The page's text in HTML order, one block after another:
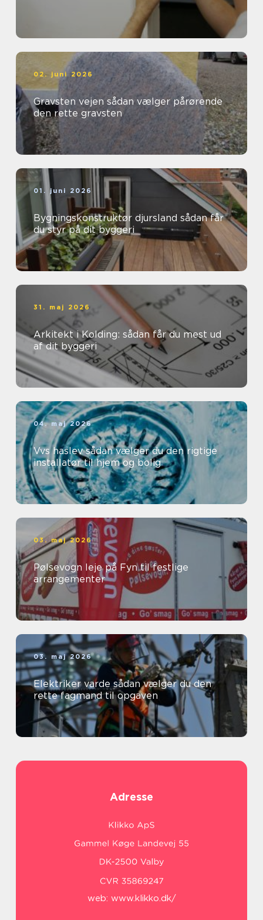
02. juni 2026
Gravsten vejen sådan vælger pårørende
den rette gravsten
01. juni 2026
Bygningskonstruktør djursland sådan får
du styr på dit byggeri
31. maj 2026
Arkitekt i Kolding: sådan får du mest ud
af dit byggeri
04. maj 2026
Vvs haslev sådan vælger du den rigtige
installatør til hjem og bolig
03. maj 2026
Pølsevogn leje på Fyn til festlige
arrangementer
03. maj 2026
Elektriker varde sådan vælger du den
rette fagmand til opgaven
Adresse
web: www.klikko.dk/